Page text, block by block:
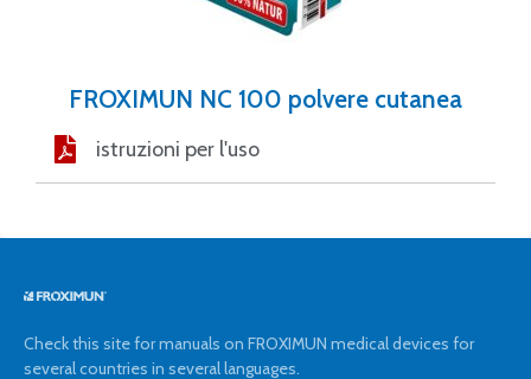
FROXIMUN NC 100 polvere cutanea
istruzioni per l'uso
Check this site for manuals on FROXIMUN medical devices for
several countries in several languages.